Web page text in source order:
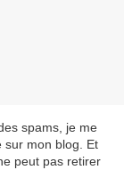
spams, je me
sur mon blog. Et
peut pas retirer